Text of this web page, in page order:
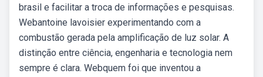
brasil e facilitar a troca de informações e pesquisas.
Webantoine lavoisier experimentando com a
combustão gerada pela amplificação de luz solar. A
distinção entre ciência, engenharia e tecnologia nem
sempre é clara. Webquem foi que inventou a